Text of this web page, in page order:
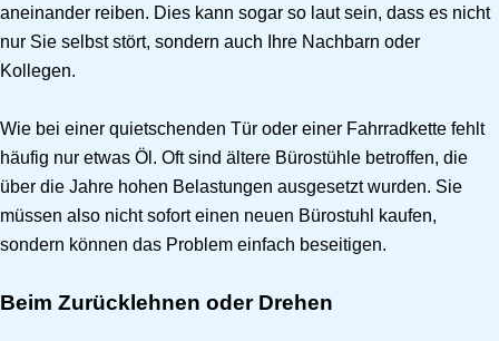
aneinander reiben. Dies kann sogar so laut sein, dass es nicht
nur Sie selbst stört, sondern auch Ihre Nachbarn oder
Kollegen.
Wie bei einer quietschenden Tür oder einer Fahrradkette fehlt
häufig nur etwas Öl. Oft sind ältere Bürostühle betroffen, die
über die Jahre hohen Belastungen ausgesetzt wurden. Sie
müssen also nicht sofort einen neuen Bürostuhl kaufen,
sondern können das Problem einfach beseitigen.
Beim Zurücklehnen oder Drehen